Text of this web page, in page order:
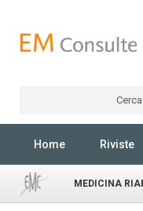
Cerca
Home Riviste
MEDICINA